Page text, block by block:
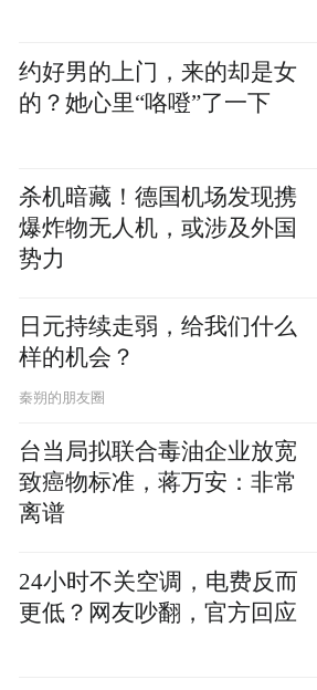
方米，可容纳学生3000人
验楼、学术报告厅、食堂、
建设。”该校相关负责人介
大门、实验楼、综合楼、中
食堂等主体工程已进入收尾
期装修装饰。预计于7月底
开学，首期招收学生360人。
园林办事处作为中心城区
务聚集区“主阵地”，该处紧
动作为，由“占比高”进军“
施产业转型升级。
“我们先后对接深圳维也纳
忠华、上海绿地集团等，办
10个三产项目中，3个在建
约好男的上门，来的却是女
的？她心里“咯噔”了一下
杀机暗藏！德国机场发现携
爆炸物无人机，或涉及外国
势力
日元持续走弱，给我们什么
样的机会？
秦朔的朋友圈
台当局拟联合毒油企业放宽
致癌物标准，蒋万安：非常
离谱
24小时不关空调，电费反而
更低？网友吵翻，官方回应